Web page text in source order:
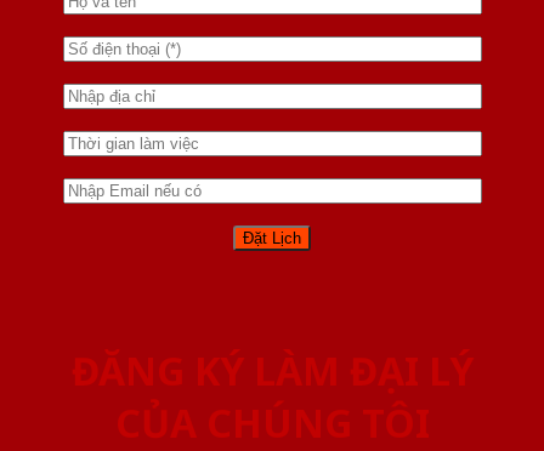
ĐĂNG KÝ LÀM ĐẠI LÝ
CỦA CHÚNG TÔI